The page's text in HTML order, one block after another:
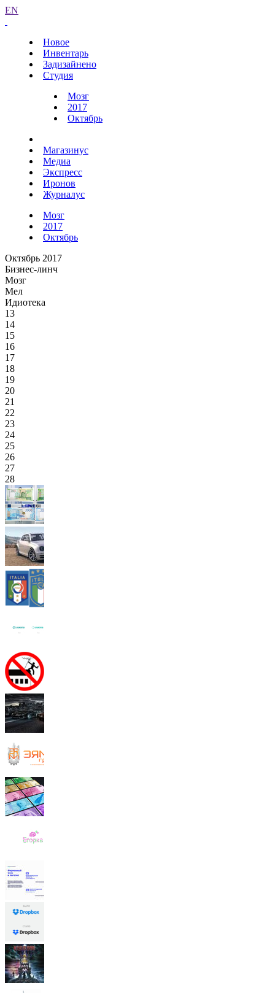
EN
Новое
Инвентарь
Задизайнено
Студия
Мозг
2017
Октябрь
Магазинус
Медиа
Экспресс
Иронов
Журналус
Мозг
2017
Октябрь
Октябрь 2017
Бизнес-линч
Мозг
Мел
Идиотека
13
14
15
16
17
18
19
20
21
22
23
24
25
26
27
28